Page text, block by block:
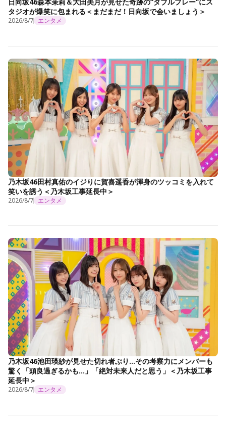
タジオが爆笑に包まれる＜まだまだ！日向坂で会いましょう＞
2026/8/7 エンタメ
乃木坂46田村真佑のイジりに賀喜遥香が渾身のツッコミを入れて
笑いを誘う＜乃木坂工事延長中＞
2026/8/7 エンタメ
乃木坂46池田瑛紗が見せた切れ者ぶり…その考察力にメンバーも
驚く「頭良過ぎるかも…」「絶対未来人だと思う」＜乃木坂工事
延長中＞
2026/8/7 エンタメ